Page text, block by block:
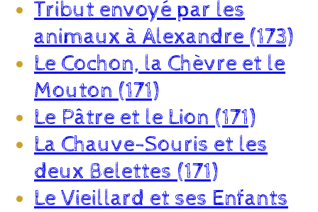
Tribut envoyé par les
animaux à Alexandre (173)
Le Cochon, la Chèvre et le
Mouton (171)
Le Pâtre et le Lion (171)
La Chauve-Souris et les
deux Belettes (171)
Le Vieillard et ses Enfants